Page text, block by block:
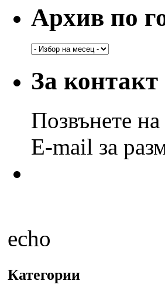
Архив по
Архив
и
месеци
За
Позвънете
E-mail за
echo
Категории